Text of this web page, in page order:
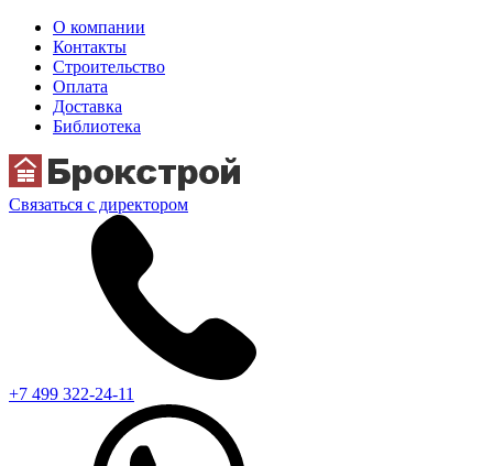
О компании
Контакты
Строительство
Оплата
Доставка
Библиотека
Связаться с директором
+7 499 322-24-11